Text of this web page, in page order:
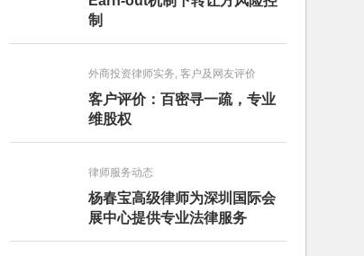
制
外商投资律师实务, 客户及网友评价
客户评价：百密寻一疏，专业
维股权
律师服务动态
杨春宝高级律师为深圳国际会
展中心提供专业法律服务